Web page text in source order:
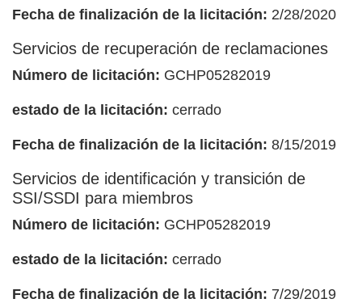
Fecha de finalización de la licitación: 2/28/2020
Servicios de recuperación de reclamaciones
Número de licitación: GCHP05282019
estado de la licitación: cerrado
Fecha de finalización de la licitación: 8/15/2019
Servicios de identificación y transición de
SSI/SSDI para miembros
Número de licitación: GCHP05282019
estado de la licitación: cerrado
Fecha de finalización de la licitación: 7/29/2019